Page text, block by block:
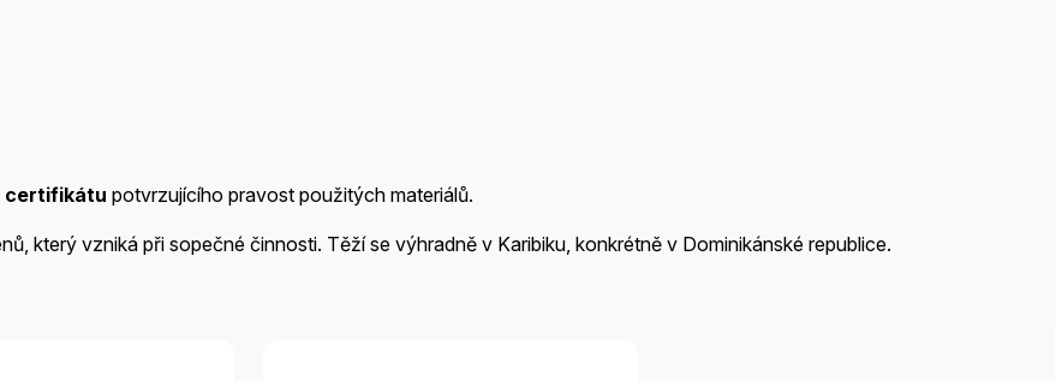
certifikátu potvrzujícího pravost použitých materiálů.
který vzniká při sopečné činnosti. Těží se výhradně v Karibiku, konkrétně v Dominikánské republice.